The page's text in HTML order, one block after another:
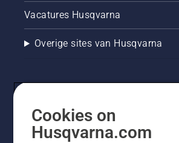
Vacatures Husqvarna
Overige sites van Husqvarna
Cookies on
Husqvarna.com